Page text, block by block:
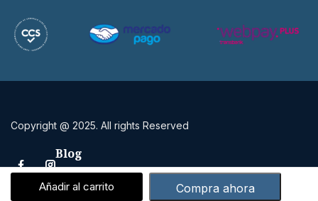
Añadir al carrito Compra ahora
Blog
Copyright @ 2025. All rights Reserved